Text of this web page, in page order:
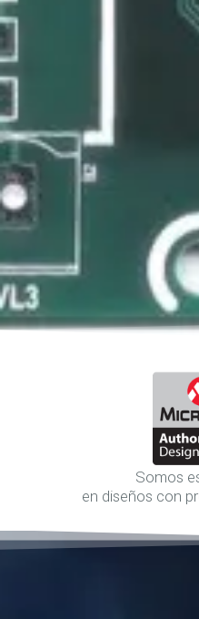
Somos
en diseños con